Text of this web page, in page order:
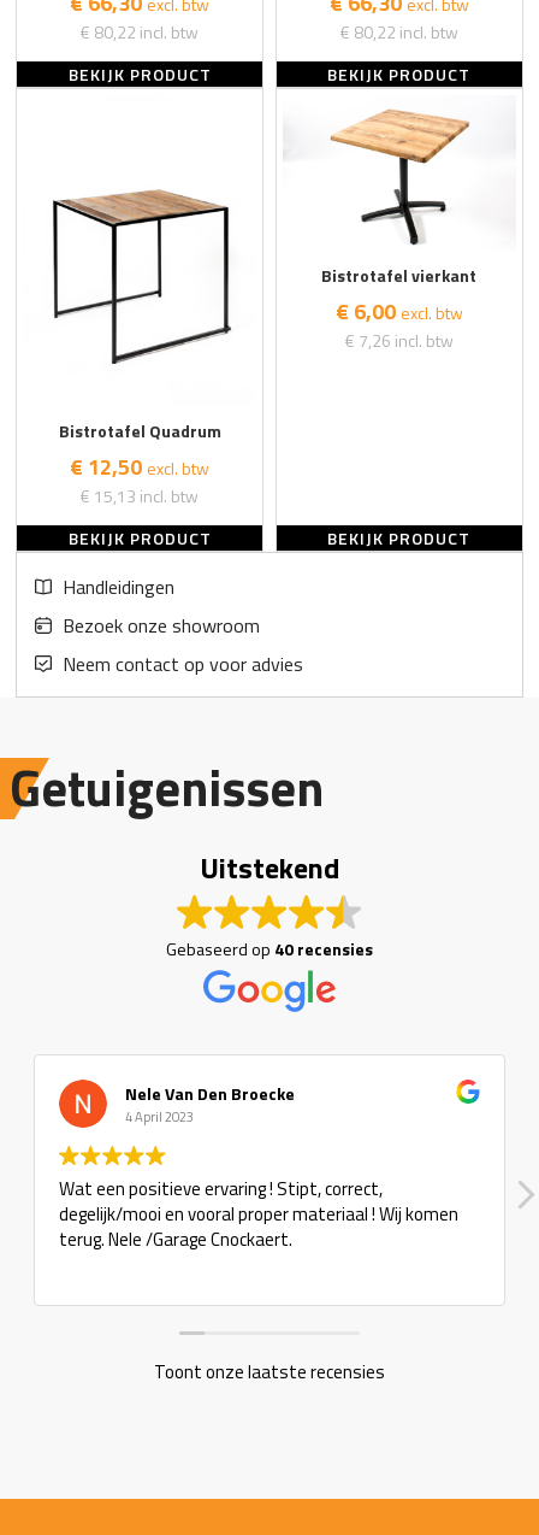
€ 80,22 incl. btw
BEKIJK PRODUCT
€ 80,22 incl. btw
BEKIJK PRODUCT
Bistrotafel Quadrum
€ 12,50 excl. btw
€ 15,13 incl. btw
BEKIJK PRODUCT
Bistrotafel vierkant
€ 6,00 excl. btw
€ 7,26 incl. btw
BEKIJK PRODUCT
Handleidingen
Bezoek onze showroom
Neem contact op voor advies
Getuigenissen
Uitstekend
Gebaseerd op 40 recensies
Nele Van Den Broecke
4 April 2023
Wat een positieve ervaring ! Stipt, correct,
degelijk/mooi en vooral proper materiaal ! Wij komen
terug. Nele /Garage Cnockaert.
Toont onze laatste recensies